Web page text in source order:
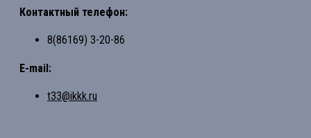
Контактный телефон:
8(86169) 3-20-86
E-mail:
t33@ikkk.ru